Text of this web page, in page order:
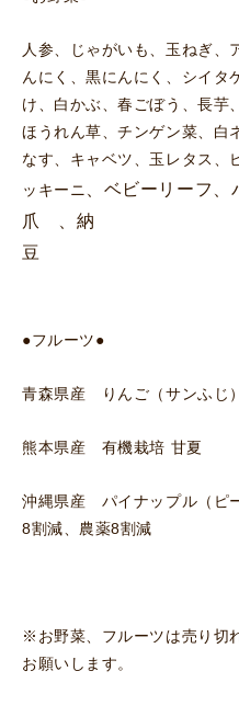
人参、じゃがいも、玉ねぎ、
んにく、黒にんにく、シイタ
け、白かぶ、春ごぼう、長芋
ほうれん草、チンゲン菜、白
なす、キャベツ、玉レタス、
ッキーニ
ベビーリーフ、
爪 、納
●フルー
青森県産 りんご（サンふじ
熊本県産 有機栽培 甘夏
沖縄県産 パイナップル（ピ
8割減、農薬8割減
※お野菜、フルーツは売り切
お願いします。